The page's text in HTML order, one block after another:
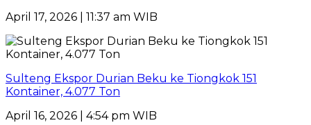
April 17, 2026 | 11:37 am WIB
Sulteng Ekspor Durian Beku ke Tiongkok 151
Kontainer, 4.077 Ton
April 16, 2026 | 4:54 pm WIB